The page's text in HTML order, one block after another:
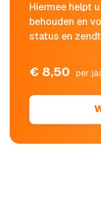
Hiermee helpt
behouden en
status en
€ 8,50 per